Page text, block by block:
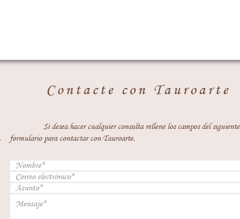
Contacte con Tauroarte
Si desea hacer cualquier consulta rellene los campos del siguiente
formulario para contactar con Tauroarte.